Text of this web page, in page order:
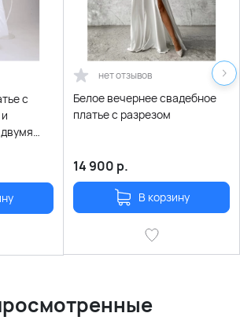
с
нет отзывов
Белое вечернее свадебное
платье с разрезом
14 900 р.
В корзину